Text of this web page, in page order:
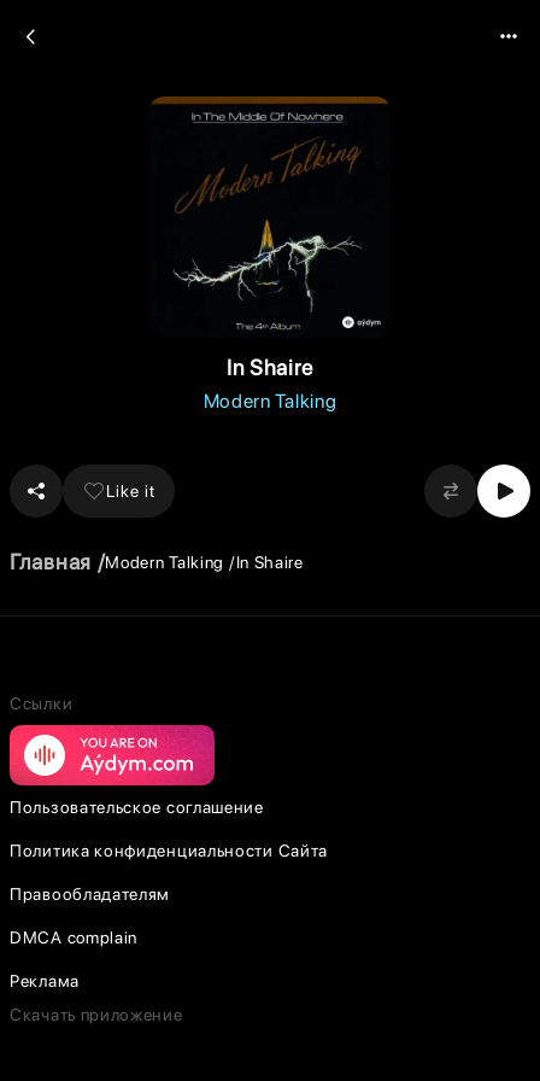
In Shaire
Modern Talking
Like it
Главная Modern Talking In Shaire
Ссылки
Пользовательское соглашение
Политика конфиденциальности Сайта
Правообладателям
DMCA complain
Реклама
Скачать приложение